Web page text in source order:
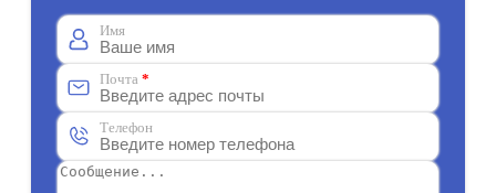
Имя
Почта *
Телефон